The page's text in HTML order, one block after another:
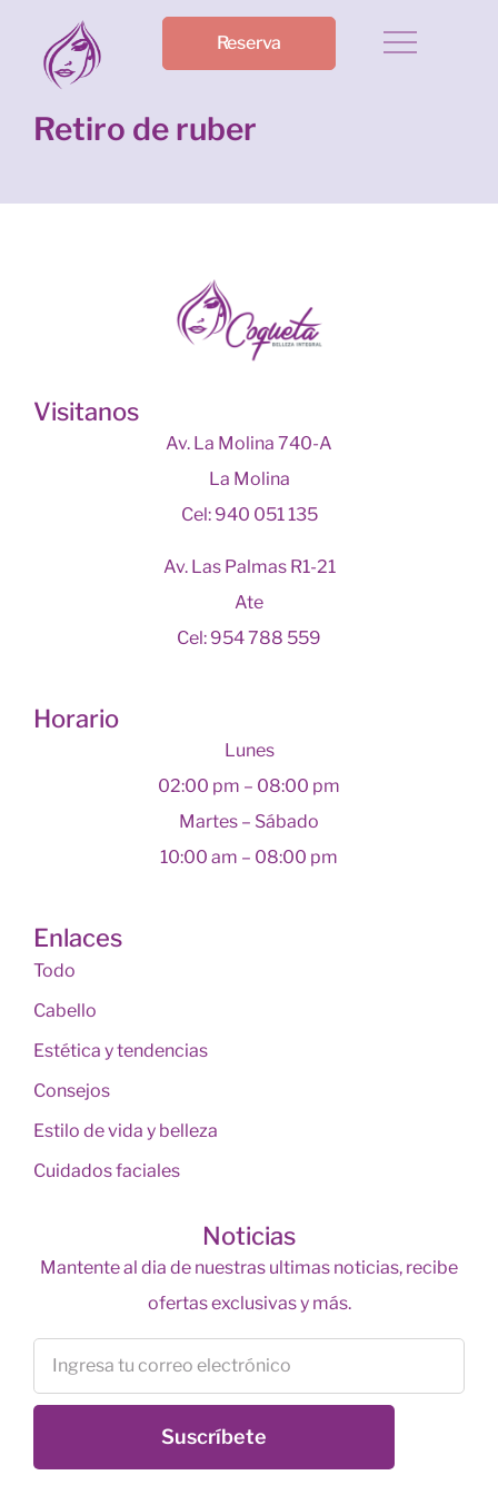
Reserva
Retiro de ruber
Visitanos
Av. La Molina 740-A
La Molina
Cel: 940 051 135
Av. Las Palmas R1-21
Ate
Cel: 954 788 559
Horario
Lunes
02:00 pm – 08:00 pm
Martes – Sábado
10:00 am – 08:00 pm
Enlaces
Todo
Cabello
Estética y tendencias
Consejos
Estilo de vida y belleza
Cuidados faciales
Noticias
Mantente al dia de nuestras ultimas noticias, recibe
ofertas exclusivas y más.
Suscríbete